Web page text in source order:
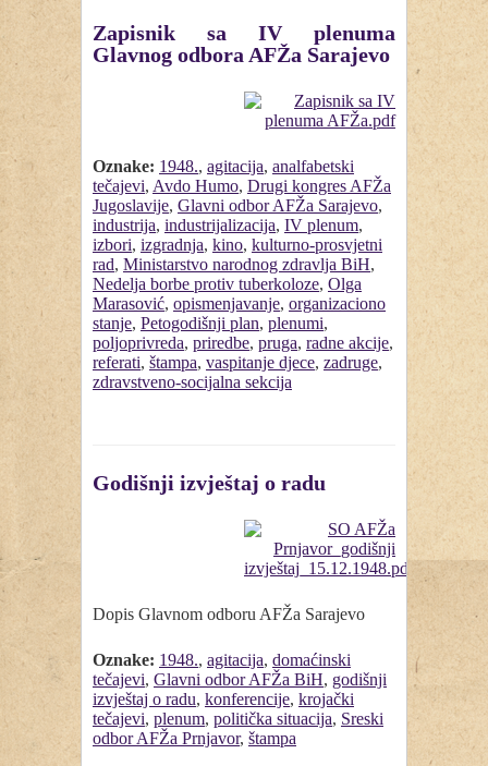
Zapisnik sa IV plenuma
Glavnog odbora AFŽa Sarajevo
Oznake: 1948., agitacija, analfabetski
tečajevi, Avdo Humo, Drugi kongres AFŽa
Jugoslavije, Glavni odbor AFŽa Sarajevo,
industrija, industrijalizacija, IV plenum,
izbori, izgradnja, kino, kulturno-prosvjetni
rad, Ministarstvo narodnog zdravlja BiH,
Nedelja borbe protiv tuberkoloze, Olga
Marasović, opismenjavanje, organizaciono
stanje, Petogodišnji plan, plenumi,
poljoprivreda, priredbe, pruga, radne akcije,
referati, štampa, vaspitanje djece, zadruge,
zdravstveno-socijalna sekcija
Godišnji izvještaj o radu
Dopis Glavnom odboru AFŽa Sarajevo
Oznake: 1948., agitacija, domaćinski
tečajevi, Glavni odbor AFŽa BiH, godišnji
izvještaj o radu, konferencije, krojački
tečajevi, plenum, politička situacija, Sreski
odbor AFŽa Prnjavor, štampa